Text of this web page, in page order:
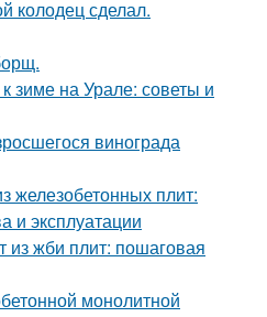
колодец сделал.
зиме на Урале: советы и
винограда
железобетонных плит:
и эксплуатации
из жби плит: пошаговая
монолитной